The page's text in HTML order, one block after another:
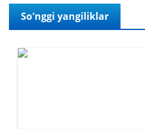
So'nggi yangiliklar